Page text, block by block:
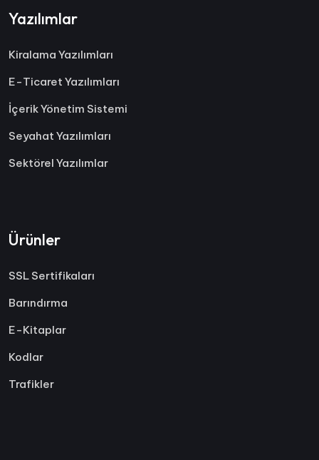
Yazılımlar
Kiralama Yazılımları
E-Ticaret Yazılımları
İçerik Yönetim Sistemi
Seyahat Yazılımları
Sektörel Yazılımlar
Ürünler
SSL Sertifikaları
Barındırma
E-Kitaplar
Kodlar
Trafikler